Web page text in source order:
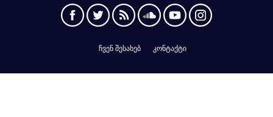
ჩვენ შესახებ კონტაქტი